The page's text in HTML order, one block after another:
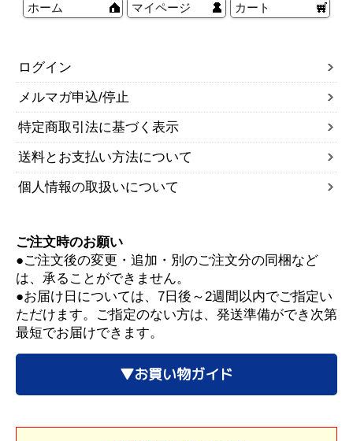
ホーム マイページ カート
ログイン
メルマガ申込/停止
特定商取引法に基づく表示
送料とお支払い方法について
個人情報の取扱いについて
ご注文時のお願い
●ご注文後の変更・追加・別のご注文分の同梱など
は、承ることができません。
●お届け日については、7日後～2週間以内でご指定い
ただけます。ご指定のない方は、発送準備ができ次第
最短でお届けできます。
▼お買い物ガイド